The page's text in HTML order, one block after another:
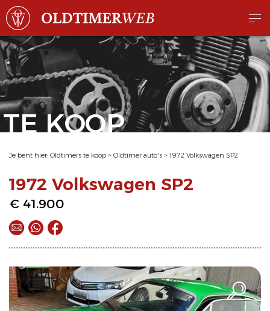
TE KOOP
Je bent hier: Oldtimers te koop > Oldtimer auto's > 1972 Volkswagen SP2
1972 Volkswagen SP2
€ 41.900